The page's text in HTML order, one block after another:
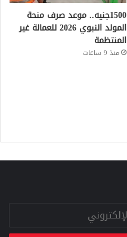
1500جنيه.. موعد صرف منحة
المولد النبوي 2026 للعمالة غير
المنتظمة
منذ 9 ساعات